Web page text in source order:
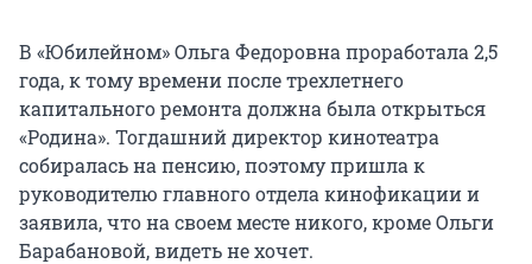
В «Юбилейном» Ольга Федоровна проработала 2,5
года, к тому времени после трехлетнего
капитального ремонта должна была открыться
«Родина». Тогдашний директор кинотеатра
собиралась на пенсию, поэтому пришла к
руководителю главного отдела кинофикации и
заявила, что на своем месте никого, кроме Ольги
Барабановой, видеть не хочет.